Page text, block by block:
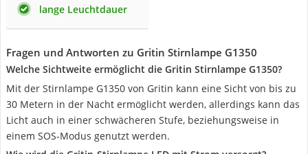
lange Leuchtdauer
Fragen und Antworten zu Gritin Stirnlampe G1350
Welche Sichtweite ermöglicht die Gritin Stirnlampe G1350?
Mit der Stirnlampe G1350 von Gritin kann eine Sicht von bis zu
30 Metern in der Nacht ermöglicht werden, allerdings kann das
Licht auch in einer schwächeren Stufe, beziehungsweise in
einem SOS-Modus genutzt werden.